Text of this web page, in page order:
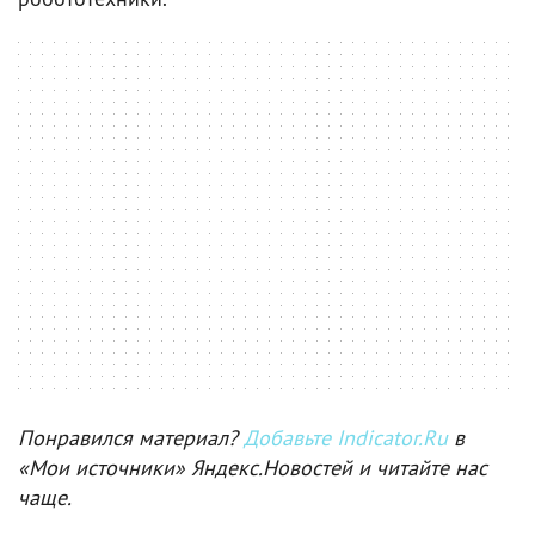
Понравился материал?Добавьте Indicator.Ruв
«Мои источники» Яндекс.Новостей и читайте нас
чаще.